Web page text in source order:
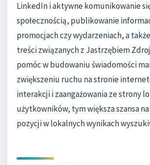
LinkedIn i aktywne komunikowanie
społecznością, publikowanie
promocjach czy wydarzeniach, a
treści związanych z Jastrzębiem
pomóc w budowaniu świadomości
zwiększeniu ruchu na stronie
interakcji i zaangażowania ze strony
użytkowników, tym większa szansa
pozycji w lokalnych wynikach